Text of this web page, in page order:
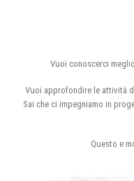
Vuoi conoscerci
Vuoi approfondire le attività
Sai che ci impegniamo in
Questo e